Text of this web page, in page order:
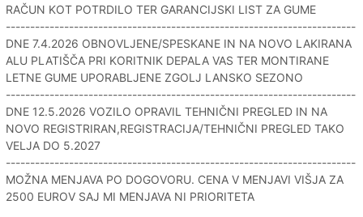
RAČUN KOT POTRDILO TER GARANCIJSKI LIST ZA GUME
------------------------------------------------------------------------
DNE 7.4.2026 OBNOVLJENE/SPESKANE IN NA NOVO LAKIRANA
ALU PLATIŠČA PRI KORITNIK DEPALA VAS TER MONTIRANE
LETNE GUME UPORABLJENE ZGOLJ LANSKO SEZONO
------------------------------------------------------------------------
DNE 12.5.2026 VOZILO OPRAVIL TEHNIČNI PREGLED IN NA
NOVO REGISTRIRAN,REGISTRACIJA/TEHNIČNI PREGLED TAKO
VELJA DO 5.2027
------------------------------------------------------------------------
MOŽNA MENJAVA PO DOGOVORU. CENA V MENJAVI VIŠJA ZA
2500 EUROV SAJ MI MENJAVA NI PRIORITETA